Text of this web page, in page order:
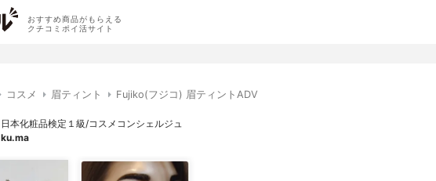
おすすめ商品がもらえる
クチコミポイ活サイト
コスメ 眉ティント Fujiko(フジコ) 眉ティントADV
日本化粧品検定１級/コスメコンシェルジュ
ku.ma